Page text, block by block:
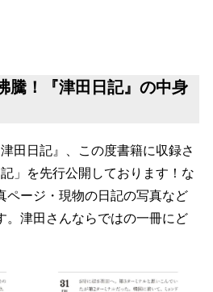
騰！『津田日記』の中身
田日記』、この度書籍に収録さ
」を先行公開しております！な
ページ・現物の日記の写真など
。津田さんならではの一冊にど